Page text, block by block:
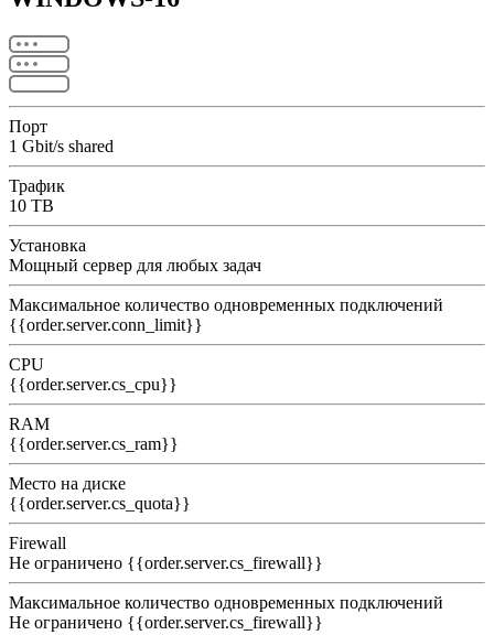
Порт
1 Gbit/s shared
Трафик
10 TB
Установка
Мощный сервер для любых задач
Максимальное количество одновременных подключений
{{order.server.conn_limit}}
CPU
{{order.server.cs_cpu}}
RAM
{{order.server.cs_ram}}
Место на диске
{{order.server.cs_quota}}
Firewall
Не ограничено {{order.server.cs_firewall}}
Максимальное количество одновременных подключений
Не ограничено {{order.server.cs_firewall}}